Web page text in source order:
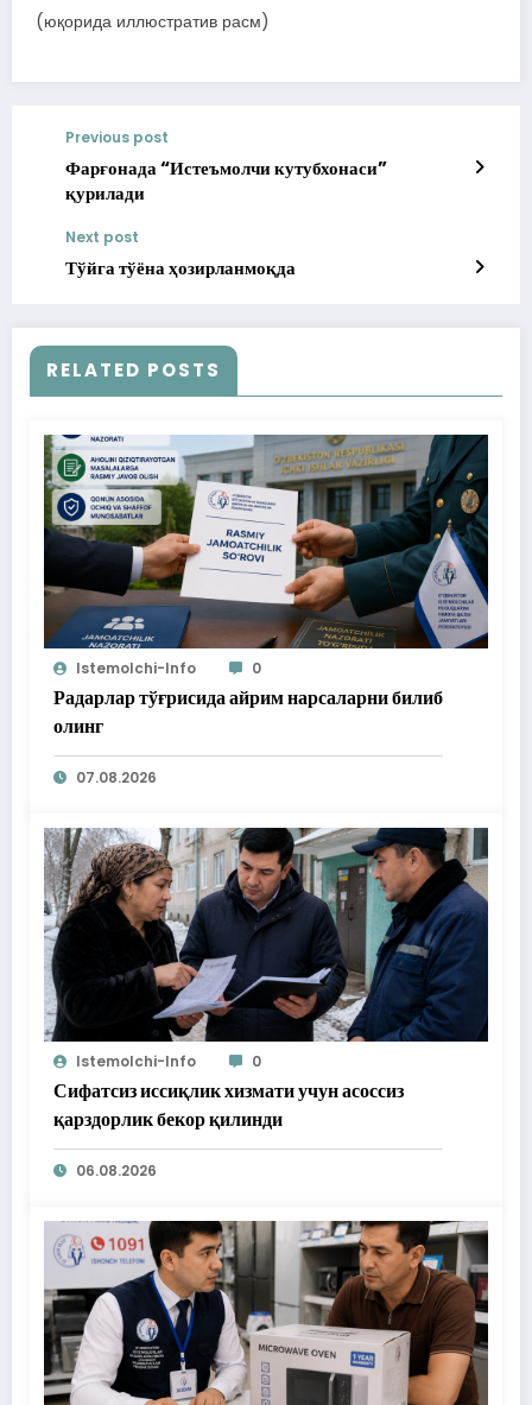
(юқорида иллюстратив расм)
Previous post
Фарғонада “Истеъмолчи кутубхонаси”
қурилади
Next post
Тўйга тўёна ҳозирланмоқда
RELATED POSTS
Istemolchi-Info 0
Радарлар тўғрисида айрим нарсаларни билиб
олинг
07.08.2026
Istemolchi-Info 0
Сифатсиз иссиқлик хизмати учун асоссиз
қарздорлик бекор қилинди
06.08.2026